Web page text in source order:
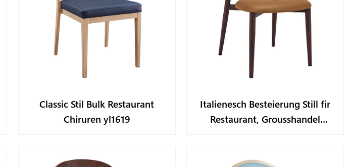
Classic Stil Bulk Restaurant
Chiruren yl1619
Italienesch Besteierung Still fir
Restaurant, Grousshandel